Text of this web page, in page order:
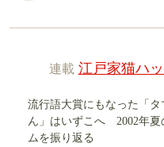
連載 江戸家猫ハ
流行語大賞にもなった「タ
ん」はいずこへ 2002年夏
ムを振り返る